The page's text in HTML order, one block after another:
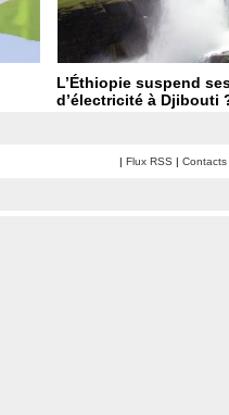
L’Éthiopie suspend
d’électricité à Djibouti
| Flux RSS | Contacts